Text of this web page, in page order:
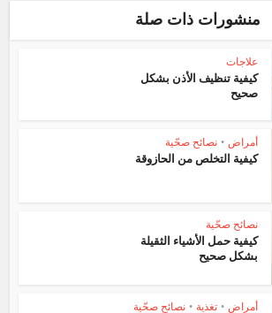
منشورات ذات صلة
علاجات
كيفية تنظيف الأذن بشكل
صحيح
أمراض • نصائح صحّية
كيفية التخلص من الحازوقة
نصائح صحّية
كيفية حمل الأشياء الثقيلة
بشكل صحيح
أمراض • تغذية • نصائح صحّية